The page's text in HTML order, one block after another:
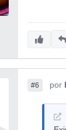
#6 por